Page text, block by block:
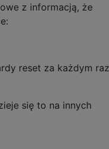
z informacją, że
reset za każdym
się to na innych